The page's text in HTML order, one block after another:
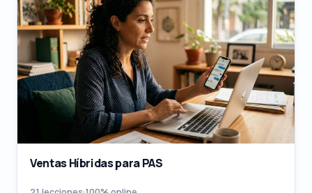
Ventas Híbridas para PAS